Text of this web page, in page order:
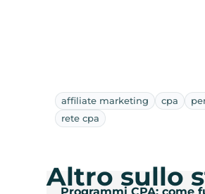
affiliate marketing cpa
rete cpa
Altro sullo